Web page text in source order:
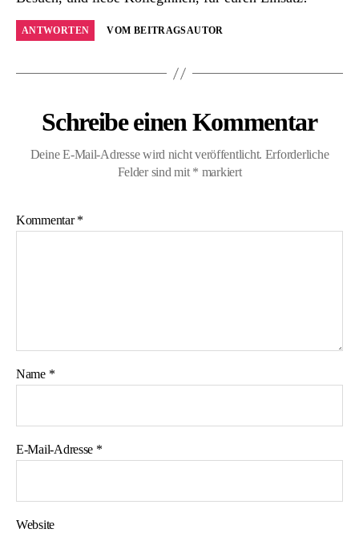
ANTWORTEN VOM BEITRAGSAUTOR
Schreibe einen Kommentar
Deine E-Mail-Adresse wird nicht veröffentlicht. Erforderliche
Felder sind mit * markiert
Kommentar*
Name *
E-Mail-Adresse *
Website